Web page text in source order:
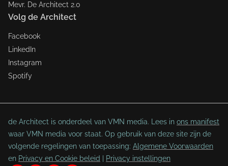
Mevr. De Architect 2.0
Volg de Architect
Facebook
LinkedIn
Instagram
Spotify
de Architect is onderdeel van VMN media. Lees in ons manifest
waar VMN media voor staat. Op gebruik van deze site zijn de
volgende regelingen van toepassing: Algemene Voorwaarden
en Privacy en Cookie beleid Privacy instellingen